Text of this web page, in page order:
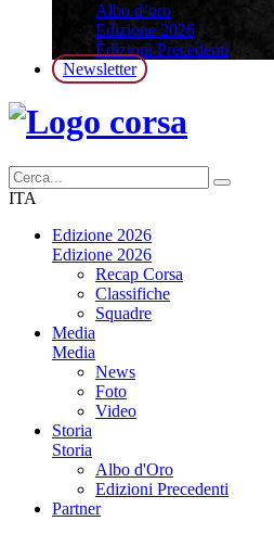
Albo d’oro
Edizione 2026
Edizioni Precedenti
Newsletter
ITA
Edizione 2026
Edizione 2026
Recap Corsa
Classifiche
Squadre
Media
Media
News
Foto
Video
Storia
Storia
Albo d'Oro
Edizioni Precedenti
Partner